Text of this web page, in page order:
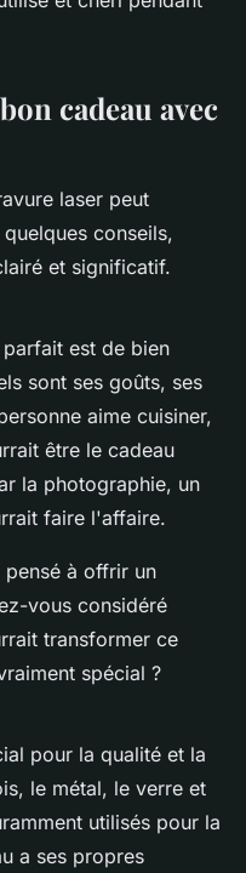
cadeau avec
laser peut
conseils,
et significatif.
est de bien
sont ses goûts, ses
aime cuisiner,
être le cadeau
la photographie, un
faire l'affaire.
à offrir un
vous considéré
transformer ce
spécial ?
pour la qualité et la
le métal, le verre et
utilisés pour la
a ses propres